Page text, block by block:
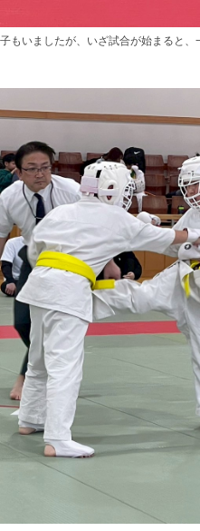
もいましたが、いざ試合が始まると